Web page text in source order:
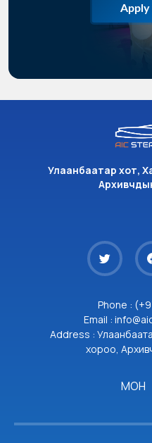
Apply
Улаанбаатар хот,
Phone :
Email :
Address :
хороо,
МОН